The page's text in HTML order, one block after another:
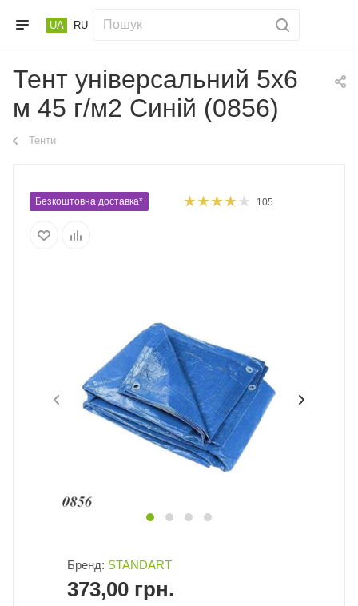
UA RU
Тент універсальний 5х6
м 45 г/м2 Синій (0856)
Тенти
Безкоштовна доставка* 105
Бренд: STANDART
373,00 грн.